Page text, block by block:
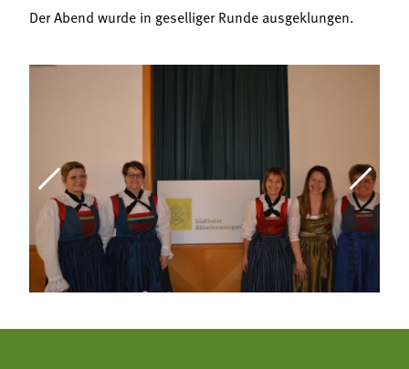
Der Abend wurde in geselliger Runde ausgeklungen.